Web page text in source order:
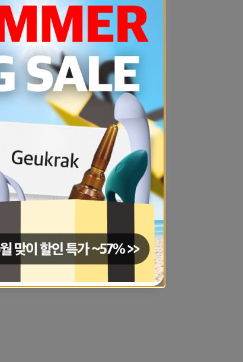
예상치 못한 에러입니다.